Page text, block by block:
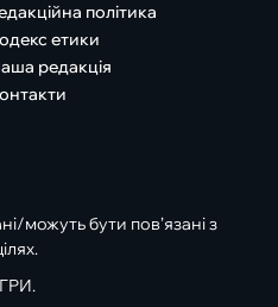
політика
етики
редакція
можуть бути пов’язані з